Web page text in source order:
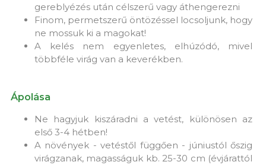
gereblyézés után célszerű vagy áthengerezni
Finom, permetszerű öntözéssel locsoljunk, hogy
ne mossuk ki a magokat!
A kelés nem egyenletes, elhúzódó, mivel
többféle virág van a keverékben.
Ápolása
Ne hagyjuk kiszáradni a vetést, különösen az
első 3-4 hétben!
A növények - vetéstől függően - júniustól őszig
virágzanak, magasságuk kb. 25-30 cm (évjárattól